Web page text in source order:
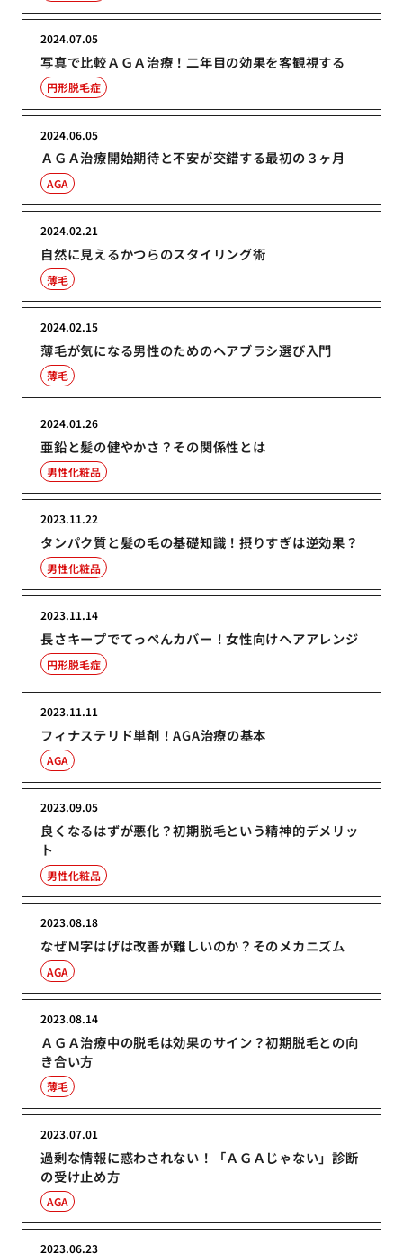
写真で比較ＡＧＡ治療！二年目の効果を客観視する
2024.07.05
円形脱毛症
ＡＧＡ治療開始期待と不安が交錯する最初の３ヶ月
2024.06.05
AGA
自然に見えるかつらのスタイリング術
2024.02.21
薄毛
薄毛が気になる男性のためのヘアブラシ選び入門
2024.02.15
薄毛
亜鉛と髪の健やかさ？その関係性とは
2024.01.26
男性化粧品
タンパク質と髪の毛の基礎知識！摂りすぎは逆効果？
2023.11.22
男性化粧品
長さキープでてっぺんカバー！女性向けヘアアレンジ
2023.11.14
円形脱毛症
フィナステリド単剤！AGA治療の基本
2023.11.11
AGA
良くなるはずが悪化？初期脱毛という精神的デメリッ
ト
2023.09.05
男性化粧品
なぜＭ字はげは改善が難しいのか？そのメカニズム
2023.08.18
AGA
ＡＧＡ治療中の脱毛は効果のサイン？初期脱毛との向
き合い方
2023.08.14
薄毛
過剰な情報に惑わされない！「ＡＧＡじゃない」診断
の受け止め方
2023.07.01
AGA
2023.06.23